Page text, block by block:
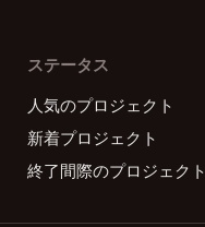
ステータス
人気のプロジェクト
新着プロジェクト
終了間際のプロジェクト